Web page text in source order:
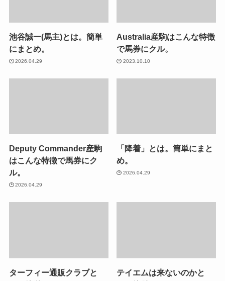
池谷誠一(馬主)とは。簡単
にまとめ。
2026.04.29
Australia産駒はこんな特徴
で馬券にクル。
2023.10.10
Deputy Commander産駒
はこんな特徴で馬券にク
ル。
2026.04.29
「降着」とは。簡単にまと
め。
2026.04.29
ターフィー通販クラブと
テイエムは来ないのかと